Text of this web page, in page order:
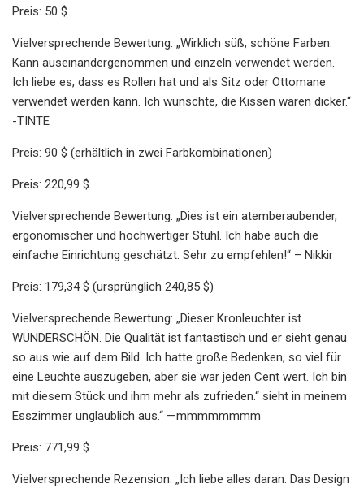
Preis: 50 $
Vielversprechende Bewertung: „Wirklich süß, schöne Farben.
Kann auseinandergenommen und einzeln verwendet werden.
Ich liebe es, dass es Rollen hat und als Sitz oder Ottomane
verwendet werden kann. Ich wünschte, die Kissen wären dicker.“
-TINTE
Preis: 90 $ (erhältlich in zwei Farbkombinationen)
Preis: 220,99 $
Vielversprechende Bewertung: „Dies ist ein atemberaubender,
ergonomischer und hochwertiger Stuhl. Ich habe auch die
einfache Einrichtung geschätzt. Sehr zu empfehlen!“ – Nikkir
Preis: 179,34 $ (ursprünglich 240,85 $)
Vielversprechende Bewertung: „Dieser Kronleuchter ist
WUNDERSCHÖN. Die Qualität ist fantastisch und er sieht genau
so aus wie auf dem Bild. Ich hatte große Bedenken, so viel für
eine Leuchte auszugeben, aber sie war jeden Cent wert. Ich bin
mit diesem Stück und ihm mehr als zufrieden.“ sieht in meinem
Esszimmer unglaublich aus.“ —mmmmmmmm
Preis: 771,99 $
Vielversprechende Rezension: „Ich liebe alles daran. Das Design